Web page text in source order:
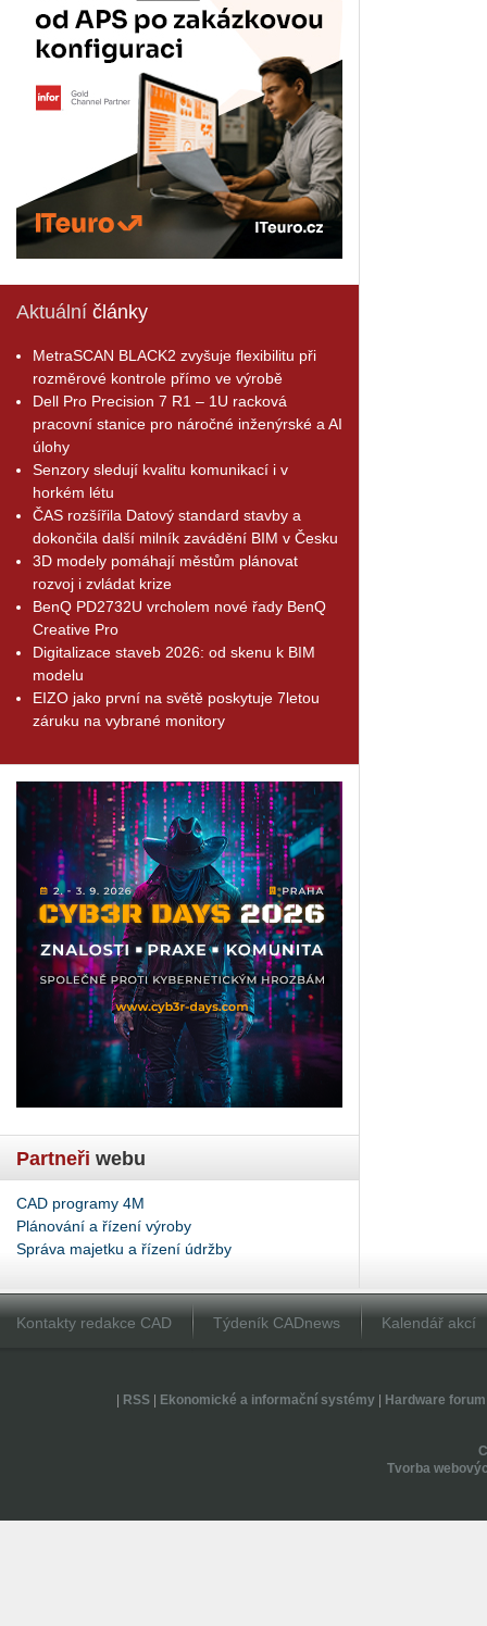
Aktuální články
MetraSCAN BLACK2 zvyšuje flexibilitu při
rozměrové kontrole přímo ve výrobě
Dell Pro Precision 7 R1 – 1U racková
pracovní stanice pro náročné inženýrské a AI
úlohy
Senzory sledují kvalitu komunikací i v
horkém létu
ČAS rozšířila Datový standard stavby a
dokončila další milník zavádění BIM v Česku
3D modely pomáhají městům plánovat
rozvoj i zvládat krize
BenQ PD2732U vrcholem nové řady BenQ
Creative Pro
Digitalizace staveb 2026: od skenu k BIM
modelu
EIZO jako první na světě poskytuje 7letou
záruku na vybrané monitory
Partneři webu
CAD programy 4M
Plánování a řízení výroby
Správa majetku a řízení údržby
Kontakty redakce CAD Týdeník CADnews Kalendář akcí
RSS| Ekonomické a informační systémy| Hardware forum
Tvorba